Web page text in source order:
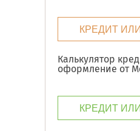
КРЕДИТ
Калькулятор
оформление от
КРЕДИТ